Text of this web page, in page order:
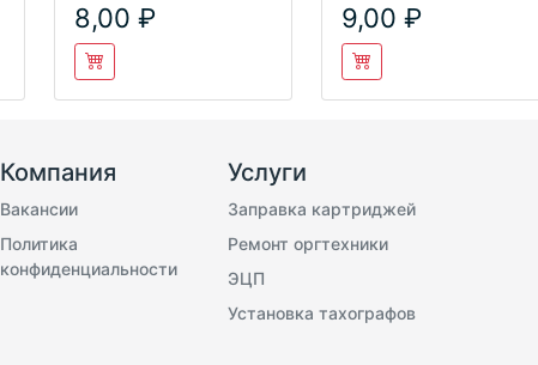
8,00 9,00
Компания
Вакансии
Политика
конфиденциальности
Услуги
Заправка картриджей
Ремонт оргтехники
ЭЦП
Установка тахографов